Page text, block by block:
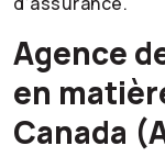
Agence
en
Canada